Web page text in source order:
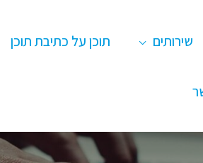
שירותים תוכן על כתיבת תוכן